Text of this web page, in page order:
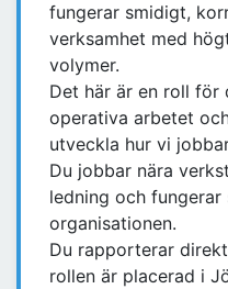
fungerar smidigt,
verksamhet med
volymer.
Det här är en roll för
operativa arbetet
utveckla hur vi
Du jobbar nära
ledning och
organisationen.
Du rapporterar
rollen är placerad i